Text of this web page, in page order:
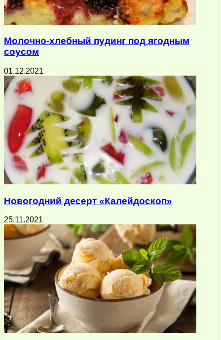
Молочно-хлебный пудинг под ягодным
соусом
01.12.2021
Новогодний десерт «Калейдоскоп»
25.11.2021